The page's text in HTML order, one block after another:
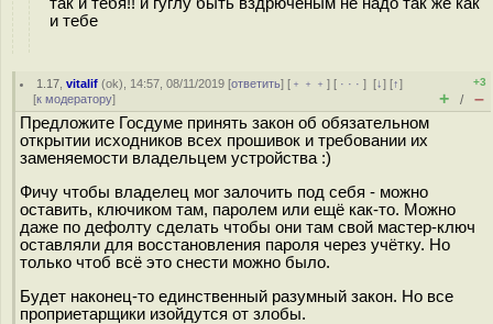
и тебе
1.17 ,vitalif (ok), 14:57, 08/11/2019 [ответить] [ ﹢﹢﹢] [ · · ·][↓] [↑]
[к модератору]
+3
+ / –
Предложите Госдуме принять закон об обязательном
открытии исходников всех прошивок и требовании их
заменяемости владельцем устройства :)
Фичу чтобы владелец мог залочить под себя - можно
оставить, ключиком там, паролем или ещё как-то. Можно
даже по дефолту сделать чтобы они там свой мастер-ключ
оставляли для восстановления пароля через учётку. Но
только чтоб всё это снести можно было.
Будет наконец-то единственный разумный закон. Но все
проприетарщики изойдутся от злобы.